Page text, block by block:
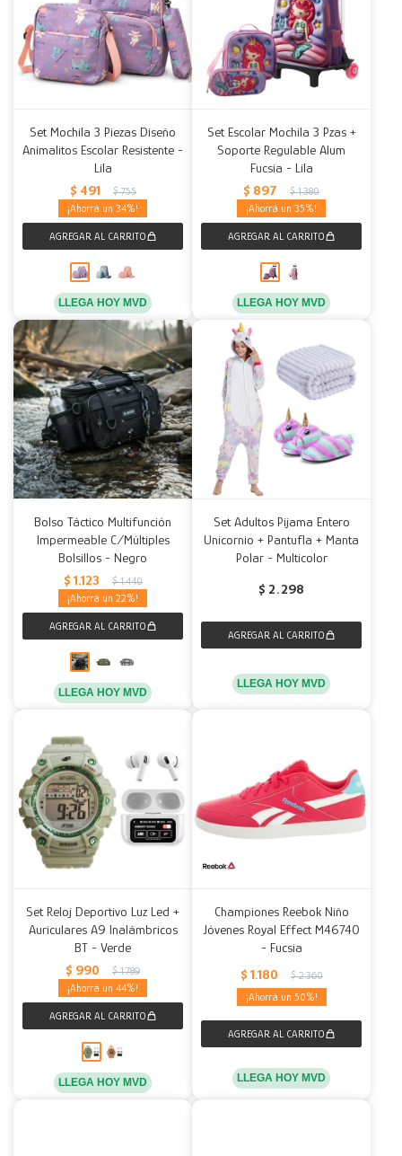
Set Mochila 3 Piezas Diseño
Animalitos Escolar Resistente -
Lila
$ 491 $ 755
34
LLEGA HOY MVD
Set Escolar Mochila 3 Pzas +
Soporte Regulable Alum
Fucsia - Lila
$ 897 $ 1.380
35
LLEGA HOY MVD
Bolso Táctico Multifunción
Impermeable C/Múltiples
Bolsillos - Negro
$ 1.123 $ 1.440
22
LLEGA HOY MVD
Set Adultos Pijama Entero
Unicornio + Pantufla + Manta
Polar - Multicolor
$ 2.298
LLEGA HOY MVD
Set Reloj Deportivo Luz Led +
Auriculares A9 Inalámbricos
BT - Verde
$ 990 $ 1.789
44
LLEGA HOY MVD
Championes Reebok Niño
Jóvenes Royal Effect M46740
- Fucsia
$ 1.180 $ 2.360
50
LLEGA HOY MVD